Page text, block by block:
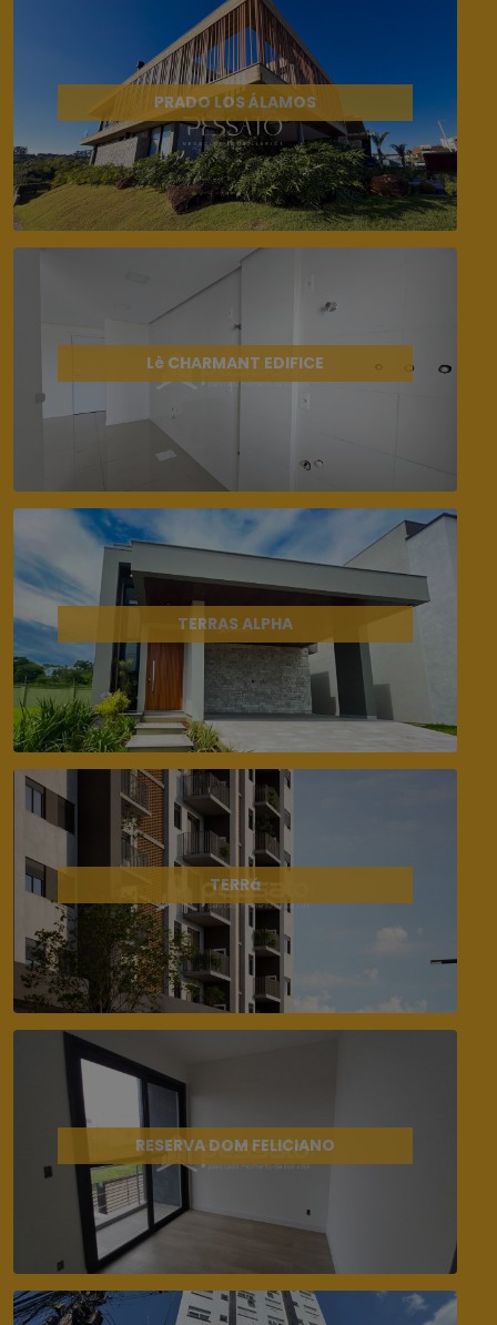
PRADO LOS ÁLAMOS
Lè CHARMANT EDIFICE
TERRAS ALPHA
TERRá
RESERVA DOM FELICIANO